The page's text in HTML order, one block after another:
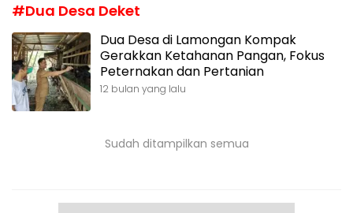
#Dua Desa Deket
Dua Desa di Lamongan Kompak
Gerakkan Ketahanan Pangan, Fokus
Peternakan dan Pertanian
12 bulan yang lalu
Sudah ditampilkan semua